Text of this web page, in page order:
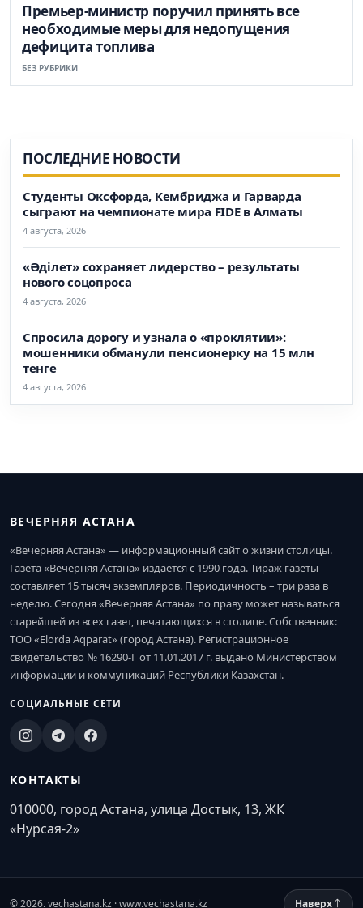
Премьер-министр поручил принять все
необходимые меры для недопущения
дефицита топлива
БЕЗ РУБРИКИ
ПОСЛЕДНИЕ НОВОСТИ
Студенты Оксфорда, Кембриджа и Гарварда
сыграют на чемпионате мира FIDE в Алматы
4 августа, 2026
«Әділет» сохраняет лидерство – результаты
нового соцопроса
4 августа, 2026
Спросила дорогу и узнала о «проклятии»:
мошенники обманули пенсионерку на 15 млн
тенге
4 августа, 2026
ВЕЧЕРНЯЯ АСТАНА
«Вечерняя Астана» — информационный сайт о жизни столицы.
Газета «Вечерняя Астана» издается с 1990 года. Тираж газеты
составляет 15 тысяч экземпляров. Периодичность – три раза в
неделю. Сегодня «Вечерняя Астана» по праву может называться
старейшей из всех газет, печатающихся в столице. Собственник:
ТОО «Elorda Aqparat» (город Астана). Регистрационное
свидетельство № 16290-Г от 11.01.2017 г. выдано Министерством
информации и коммуникаций Республики Казахстан.
СОЦИАЛЬНЫЕ СЕТИ
КОНТАКТЫ
010000, город Астана, улица Достык, 13, ЖК
«Нурсая-2»
© 2026. vechastana.kz · www.vechastana.kz Наверх